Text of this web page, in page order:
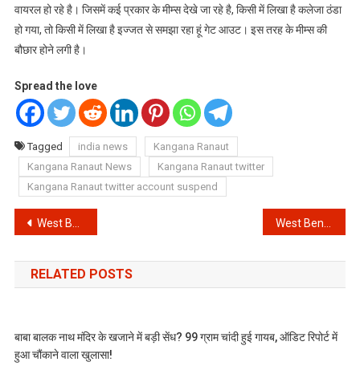
वायरल हो रहे है। जिसमें कई प्रकार के मीम्स देखे जा रहे है, किसी में लिखा है कलेजा ठंडा
हो गया, तो किसी में लिखा है इज्जत से समझा रहा हूं गेट आउट। इस तरह के मीम्स की
बौछार होने लगी है।
Spread the love
Tagged india news
Kangana Ranaut
Kangana Ranaut News
Kangana Ranaut twitter
Kangana Ranaut twitter account suspend
Post
navigation
West Bengal Election Results 2021: बंगाल में भाजपा के हार के कारण क्या थे?
RELATED POSTS
बाबा बालक नाथ मंदिर के खजाने में बड़ी सेंध? 99 ग्राम चांदी हुई गायब, ऑडिट रिपोर्ट में
हुआ चौंकाने वाला खुलासा!